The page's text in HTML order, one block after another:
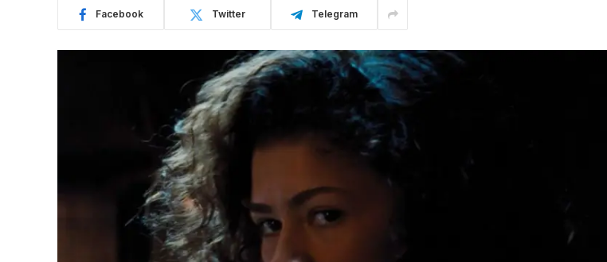
Facebook Twitter Telegram